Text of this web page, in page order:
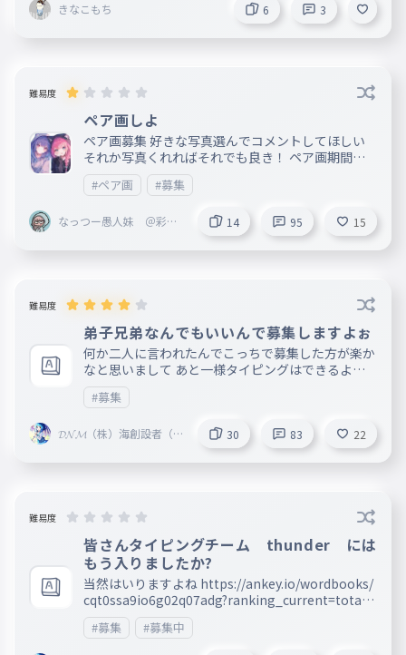
きなこもち 6 3
難易度
ペア画しよ
ペア画募集 好きな写真選んでコメントしてほしい
それか写真くれればそれでも良き！ ペア画期間は
最長３週間 それ以上の場合は再度コメントしてほ
しい 早い順だけど、予約してくれた子も必ずやるか
その人の投稿でお知らせするから、このタブ閉じて
#ペア画 #募集
なっつー愚人妹 ＠彩組 14 95 15
難易度
弟子兄弟なんでもいいんで募集しますよぉ
何か二人に言われたんでこっちで募集した方が楽か
なと思いまして あと一様タイピングはできるよう
にします ちなみに俺が男だということを考慮して
いただきたく存じます
#募集
𝓓𝓝𝓜（株）海創設者（=
30 83 22
難易度
皆さんタイピングチーム thunder には
もう入りましたか?
当然はいりますよね https://ankey.io/wordbooks/
cqt0ssa9io6g02q07adg?ranking_current=total
条件↓ https://ankey.io/wordbooks/cqsq0di9io6g
02prv15g?ranking_current=total 入り方（条件ク
#募集 #募集中